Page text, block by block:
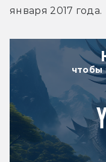
января 2017 года.
чтобы